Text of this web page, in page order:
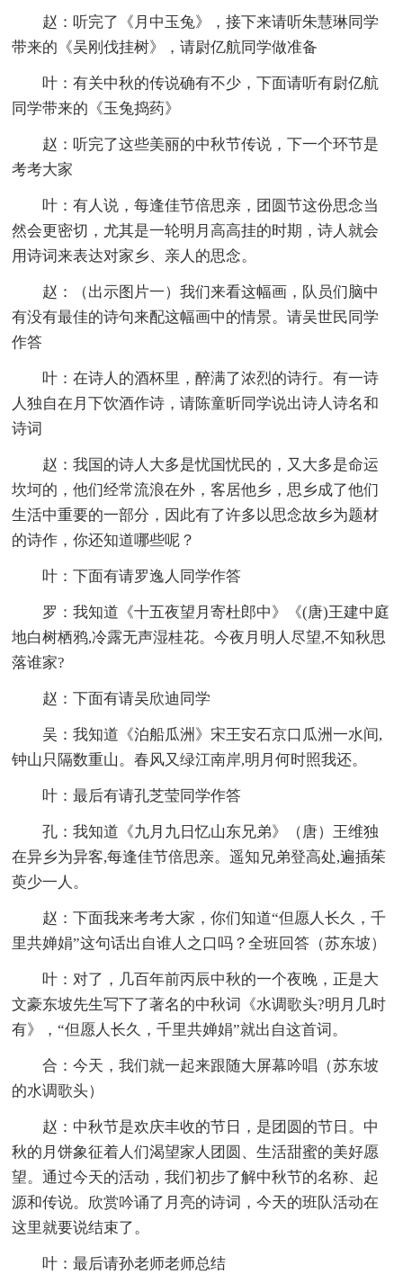
赵：听完了《月中玉兔》，接下来请听朱慧琳同学
带来的《吴刚伐挂树》，请尉亿航同学做准备
叶：有关中秋的传说确有不少，下面请听有尉亿航
同学带来的《玉兔捣药》
赵：听完了这些美丽的中秋节传说，下一个环节是
考考大家
叶：有人说，每逢佳节倍思亲，团圆节这份思念当
然会更密切，尤其是一轮明月高高挂的时期，诗人就会
用诗词来表达对家乡、亲人的思念。
赵：（出示图片一）我们来看这幅画，队员们脑中
有没有最佳的诗句来配这幅画中的情景。请吴世民同学
作答
叶：在诗人的酒杯里，醉满了浓烈的诗行。有一诗
人独自在月下饮酒作诗，请陈童昕同学说出诗人诗名和
诗词
赵：我国的诗人大多是忧国忧民的，又大多是命运
坎坷的，他们经常流浪在外，客居他乡，思乡成了他们
生活中重要的一部分，因此有了许多以思念故乡为题材
的诗作，你还知道哪些呢？
叶：下面有请罗逸人同学作答
罗：我知道《十五夜望月寄杜郎中》《(唐)王建中庭
地白树栖鸦,冷露无声湿桂花。今夜月明人尽望,不知秋思
落谁家?
赵：下面有请吴欣迪同学
吴：我知道《泊船瓜洲》宋王安石京口瓜洲一水间,
钟山只隔数重山。春风又绿江南岸,明月何时照我还。
叶：最后有请孔芝莹同学作答
孔：我知道《九月九日忆山东兄弟》（唐）王维独
在异乡为异客,每逢佳节倍思亲。遥知兄弟登高处,遍插茱
萸少一人。
赵：下面我来考考大家，你们知道“但愿人长久，千
里共婵娟”这句话出自谁人之口吗？全班回答（苏东坡）
叶：对了，几百年前丙辰中秋的一个夜晚，正是大
文豪东坡先生写下了著名的中秋词《水调歌头?明月几时
有》，“但愿人长久，千里共婵娟”就出自这首词。
合：今天，我们就一起来跟随大屏幕吟唱（苏东坡
的水调歌头）
赵：中秋节是欢庆丰收的节日，是团圆的节日。中
秋的月饼象征着人们渴望家人团圆、生活甜蜜的美好愿
望。通过今天的活动，我们初步了解中秋节的名称、起
源和传说。欣赏吟诵了月亮的诗词，今天的班队活动在
这里就要说结束了。
叶：最后请孙老师老师总结